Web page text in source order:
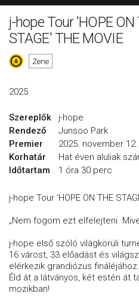
j-hope Tour 'HOPE ON
STAGE' THE MOVIE
Zene
2025
Szereplők
j-hope
Rendező
Junsoo Park
Premier
2025. november 12.
Korhatár
Hat éven aluliak
Időtartam
1 óra 30 perc
j-hope Tour 'HOPE ON THE
„Nem fogom ezt elfelejteni.
j-hope első szóló világkörüli
16 várost, 33 előadást és
elérkezik grandiózus fináléjához.
Éld át a látványos, két estén át
mozikban!